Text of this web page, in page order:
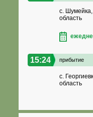
с. Шумейка,
область
15:24 прибытие
с.
область